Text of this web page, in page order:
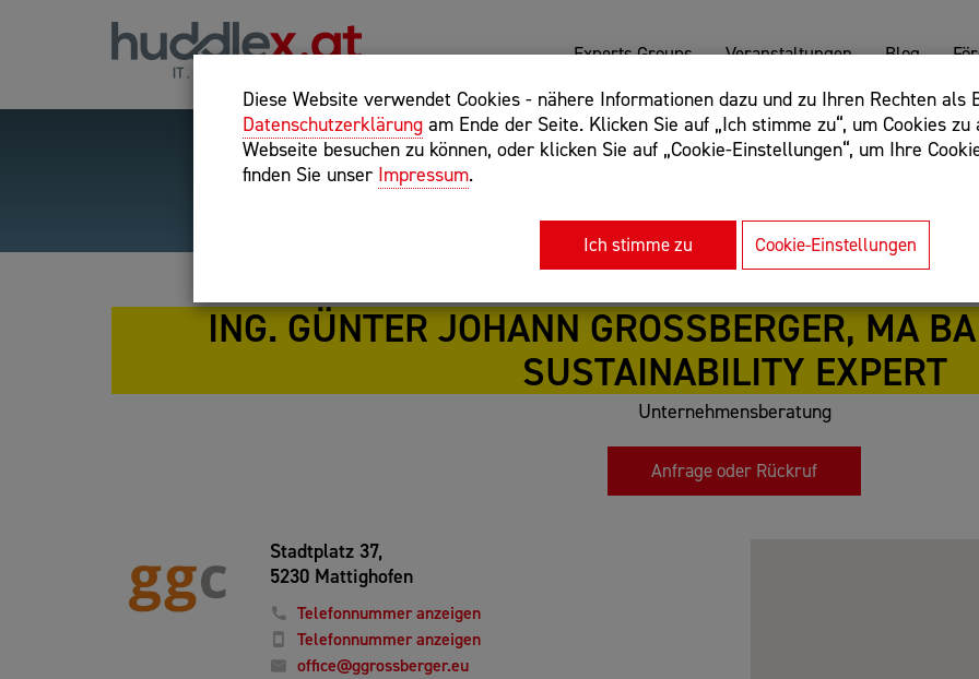
Diese Website verwendet Cookies - nähere Informationen dazu und zu Ihren Rechten als
Datenschutzerklärung am Ende der Seite. Klicken Sie auf „Ich stimme zu“, um Cookies
Webseite besuchen zu können, oder klicken Sie auf „Cookie-Einstellungen“, um Ihre
finden Sie unser Impressum.
Ich stimme zu Cookie-Einstellungen
Experts Groups Veranstaltungen Blog
Hilfreiche Suchparameter: Begriff einschließen: +webshop, Begriff ausschließen: -
Exakter Suchbegriff: "internet of things"
ING. GÜNTER JOHANN GROSSBERGER, MA BA
USTAINABILITY EXPERT
Unternehmensberatung
Anfrage oder Rückruf
Stadtplatz 37,
5230 Mattighofen
Telefonnummer anzeigen
Telefonnummer anzeigen
office@ggrossberger.eu